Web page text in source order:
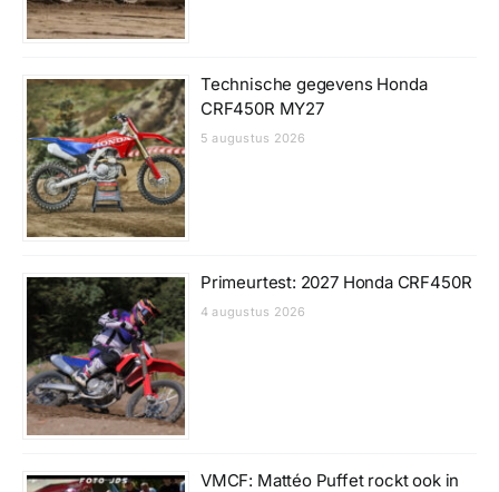
Technische gegevens Honda
CRF450R MY27
5 augustus 2026
Primeurtest: 2027 Honda CRF450R
4 augustus 2026
VMCF: Mattéo Puffet rockt ook in